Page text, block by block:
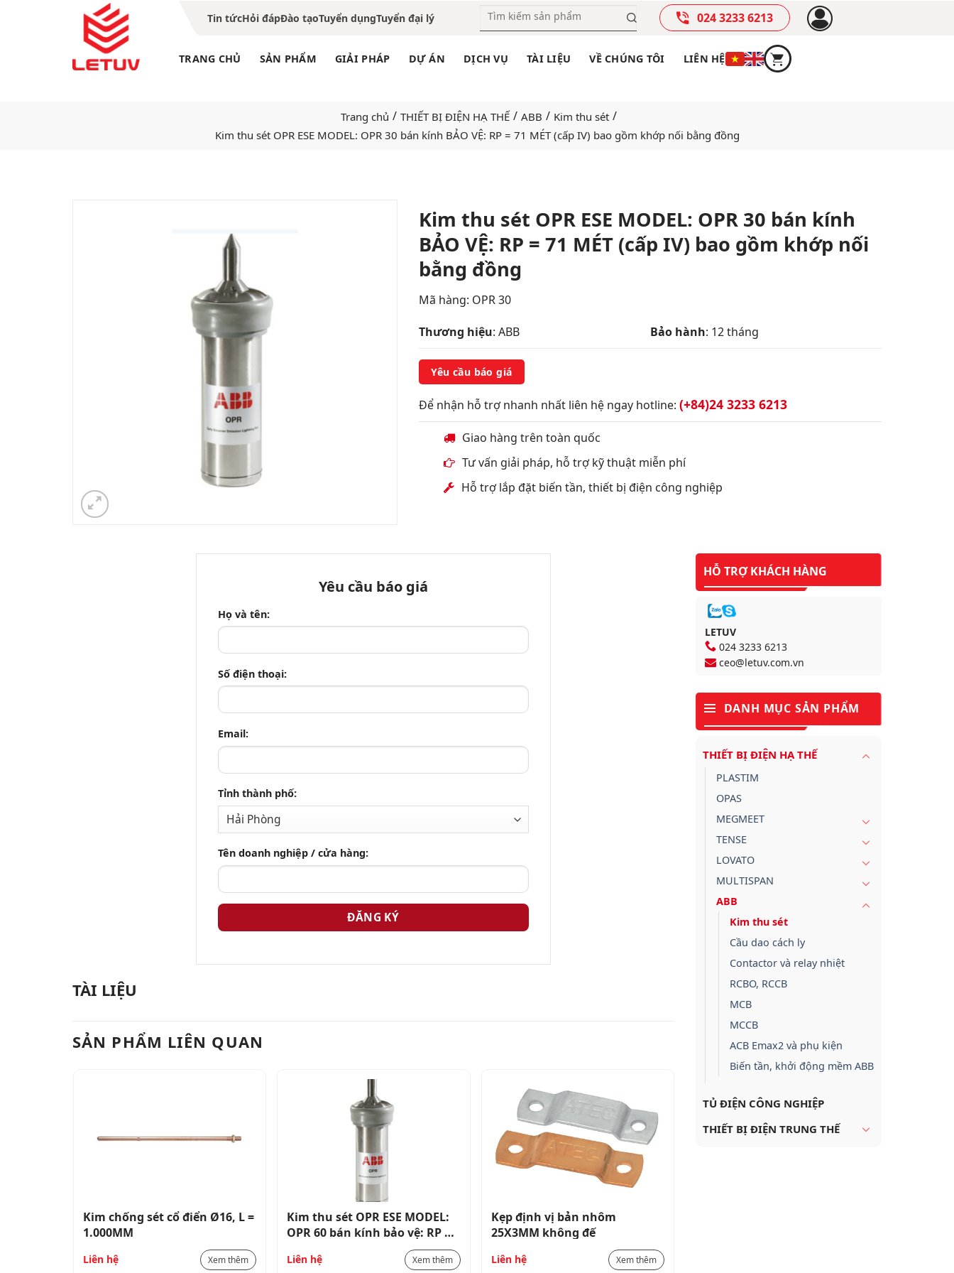
Tin tứcHỏi đápĐào tạoTuyển dụngTuyển đại lý 024 3233 6213
TRANG CHỦ SẢN PHẨM GIẢI PHÁP DỰ ÁN DỊCH VỤ TÀI LIỆU VỀ CHÚNG TÔI LIÊN HỆ
Trang chủ / THIẾT BỊ ĐIỆN HẠ THẾ / ABB / Kim thu sét /
Kim thu sét OPR ESE MODEL: OPR 30 bán kính BẢO VỆ: RP = 71 MÉT (cấp IV) bao gồm khớp nối bằng đồng
Kim thu sét OPR ESE MODEL: OPR 30 bán kính
BẢO VỆ: RP = 71 MÉT (cấp IV) bao gồm khớp nối
bằng đồng
Mã hàng: OPR 30
Thương hiệu: ABB Bảo hành: 12 tháng
Yêu cầu báo giá
Để nhận hỗ trợ nhanh nhất liên hệ ngay hotline: (+84)24 3233 6213
Giao hàng trên toàn quốc
Tư vấn giải pháp, hỗ trợ kỹ thuật miễn phí
Hỗ trợ lắp đặt biến tần, thiết bị điện công nghiệp
Yêu cầu báo giá
Họ và tên:
Số điện thoại:
Email:
Tỉnh thành phố:
Tên doanh nghiệp / cửa hàng:
TÀI LIỆU
SẢN PHẨM LIÊN QUAN
Kim thu sét OPR ESE MODEL:
OPR 60 bán kính bảo vệ: RP =
107 mét (cấp IV) bao gồm
khớp nối bằng đồng
Liên hệ Xem thêm
Kẹp định vị bản nhôm
25X3MM không đế
Liên hệ Xem thêm
Khớp nối cọc Ø 14.2 (5/8′)
Liên hệ Xem thêm
HỖ TRỢ KHÁCH HÀNG
LETUV
024 3233 6213
ceo@letuv.com.vn
DANH MỤC SẢN PHẨM
THIẾT BỊ ĐIỆN HẠ THẾ
PLASTIM
OPAS
MEGMEET
TENSE
LOVATO
MULTISPAN
ABB
Kim thu sét
Cầu dao cách ly
Contactor và relay nhiệt
RCBO, RCCB
MCB
MCCB
ACB Emax2 và phụ kiện
Biến tần, khởi động mềm ABB
TỦ ĐIỆN CÔNG NGHIỆP
THIẾT BỊ ĐIỆN TRUNG THẾ